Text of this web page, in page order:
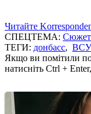
Читайте
СПЕЦТЕМА:
ТЕГИ: донбасс, ВСУ
Якщо ви помітили
натисніть Ctrl +